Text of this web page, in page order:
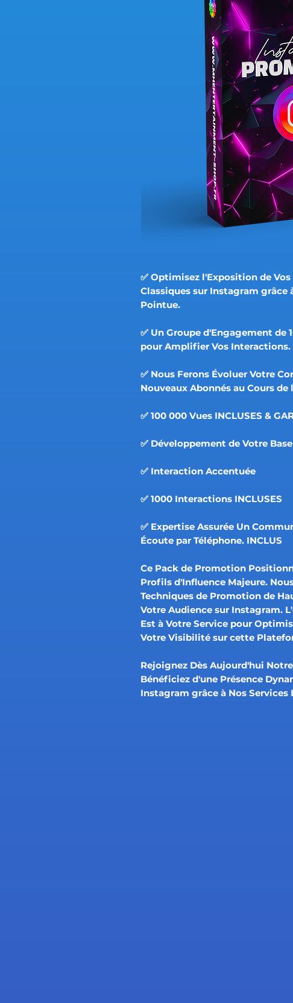
✅ Optimisez l'Exposition de Vos
Classiques sur Instagram
Pointue.
✅ Un Groupe d'Engagement de
pour Amplifier Vos Interactions.
✅ Nous Ferons Évoluer Votre
Nouveaux Abonnés au Cours de
✅ 100 000 Vues INCLUSES &
✅ Développement de Votre
✅ Interaction Accentuée
✅ 1000 Interactions INCLUSES
✅ Expertise Assurée Un
Écoute par Téléphone. INCLUS
Ce Pack de Promotion
Profils d'Influence Majeure.
Techniques de Promotion de
Votre Audience sur Instagram.
Est à Votre Service pour
Votre Visibilité sur cette
Rejoignez Dès Aujourd'hui
Bénéficiez d'une Présence
Instagram grâce à Nos Services